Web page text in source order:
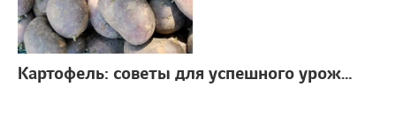
Картофель: советы для успешного урожая